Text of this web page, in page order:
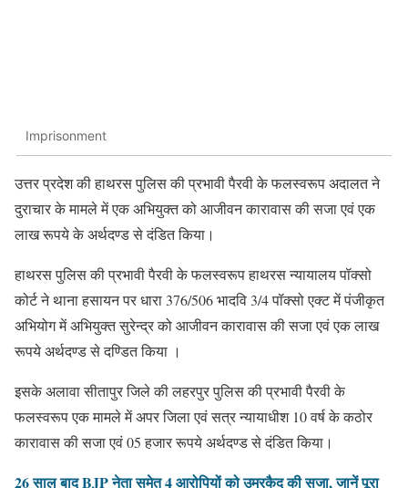
Imprisonment
उत्तर प्रदेश की हाथरस पुलिस की प्रभावी पैरवी के फलस्वरूप अदालत ने
दुराचार के मामले में एक अभियुक्त को आजीवन कारावास की सजा एवं एक
लाख रूपये के अर्थदण्ड से दंडित किया।
हाथरस पुलिस की प्रभावी पैरवी के फलस्वरूप हाथरस न्यायालय पॉक्सो
कोर्ट ने थाना हसायन पर धारा 376/506 भादवि 3/4 पॉक्सो एक्ट में पंजीकृत
अभियोग में अभियुक्त सुरेन्द्र को आजीवन कारावास की सजा एवं एक लाख
रूपये अर्थदण्ड से दण्डित किया ।
इसके अलावा सीतापुर जिले की लहरपुर पुलिस की प्रभावी पैरवी के
फलस्वरूप एक मामले में अपर जिला एवं सत्र न्यायाधीश 10 वर्ष के कठोर
कारावास की सजा एवं 05 हजार रूपये अर्थदण्ड से दंडित किया।
26 साल बाद BJP नेता समेत 4 आरोपियों को उम्रकैद की सजा, जानें पूरा